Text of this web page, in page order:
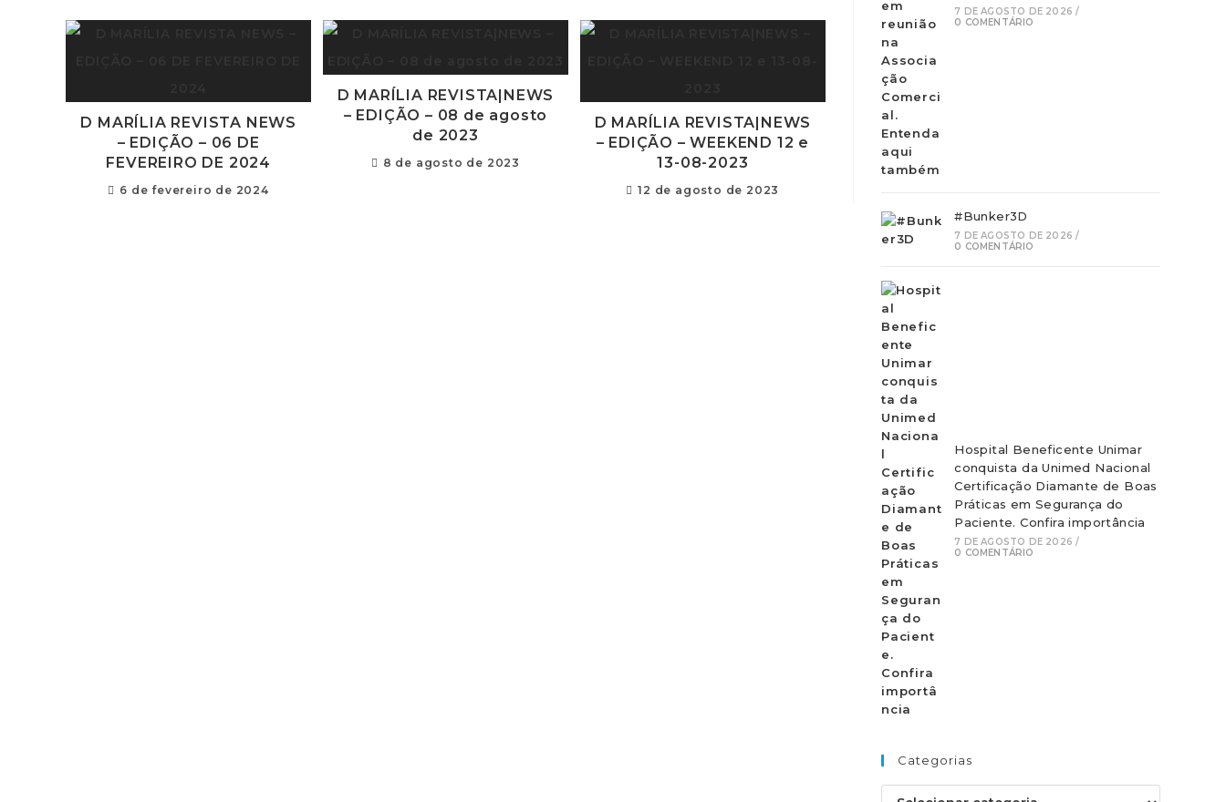
D MARÍLIA REVISTA NEWS
– EDIÇÃO – 06 DE
FEVEREIRO DE 2024
6 de fevereiro de 2024
D MARÍLIA REVISTA|NEWS
– EDIÇÃO – 08 de agosto
de 2023
8 de agosto de 2023
D MARÍLIA REVISTA|NEWS
– EDIÇÃO – WEEKEND 12 e
13-08-2023
12 de agosto de 2023
7 DE AGOSTO DE 2026 /
0 COMENTÁRIO
#Bunker3D
7 DE AGOSTO DE 2026 /
0 COMENTÁRIO
Hospital Beneficente Unimar
conquista da Unimed Nacional
Certificação Diamante de Boas
Práticas em Segurança do
Paciente. Confira importância
7 DE AGOSTO DE 2026 /
0 COMENTÁRIO
Categorias